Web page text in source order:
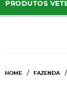
PRODUTOS
HOME FAZENDA